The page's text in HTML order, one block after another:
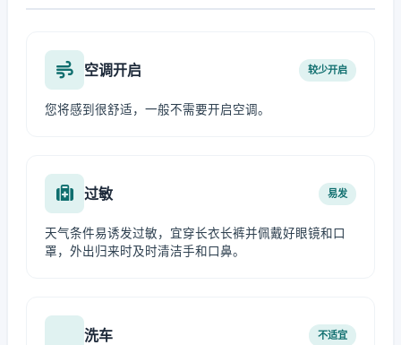
空调开启 较少开启
您将感到很舒适，一般不需要开启空调。
过敏 易发
天气条件易诱发过敏，宜穿长衣长裤并佩戴好眼镜和口
罩，外出归来时及时清洁手和口鼻。
洗车 不适宜